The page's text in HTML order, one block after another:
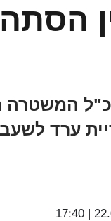
המשטרה
ערד